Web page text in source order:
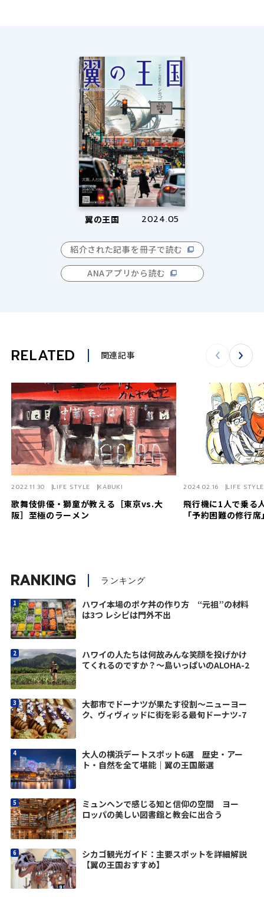
翼の王国 2024.05
紹介された記事を冊子で読む
ANAアプリから読む
RELATED 関連記事
歌舞伎俳優・獅童が教える［東京vs.大
阪］至極のラーメン
2022.11.30 LIFE STYLE KABUKI
飛行機に1人で乗
「予約困難の修行席
2024.02.16 LIFE STYLE
RANKING ランキング
ハワイ本場のポケ丼の作り方 “元祖”の材料
は3つ レシピは門外不出
ハワイの人たちは何故みんな笑顔を投げかけ
てくれるのですか？〜島いっぱいのALOHA-2
大都市でドーナツが果たす役割〜ニューヨー
ク、ヴィヴィッドに街を彩る最旬ドーナツ-7
大人の横浜デートスポット6選 歴史・アー
ト・自然を全て堪能｜翼の王国厳選
ミュンヘンで感じる知と信仰の空間 ヨー
ロッパの美しい図書館と教会に出合う
シカゴ観光ガイド：主要スポットを詳細解説
【翼の王国おすすめ】